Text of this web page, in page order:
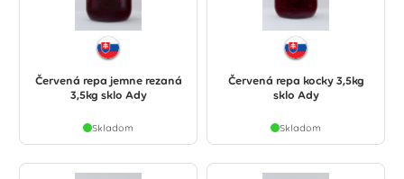
Červená repa jemne rezaná
3,5kg sklo Ady
Skladom
Červená repa kocky 3,5kg
sklo Ady
Skladom